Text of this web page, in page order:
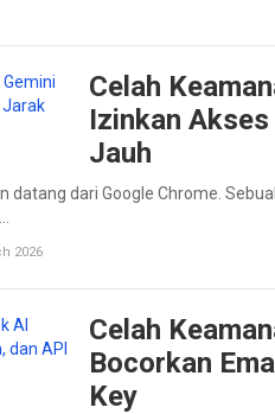
Celah
Izinkan
Jauh
datang dari Google Chrome.
2026
Celah
Bocorkan
Key